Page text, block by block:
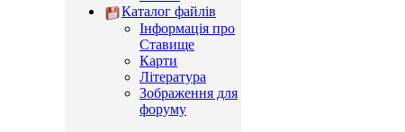
Каталог файлів
Інформація про
Ставище
Карти
Література
Зображення для
форуму